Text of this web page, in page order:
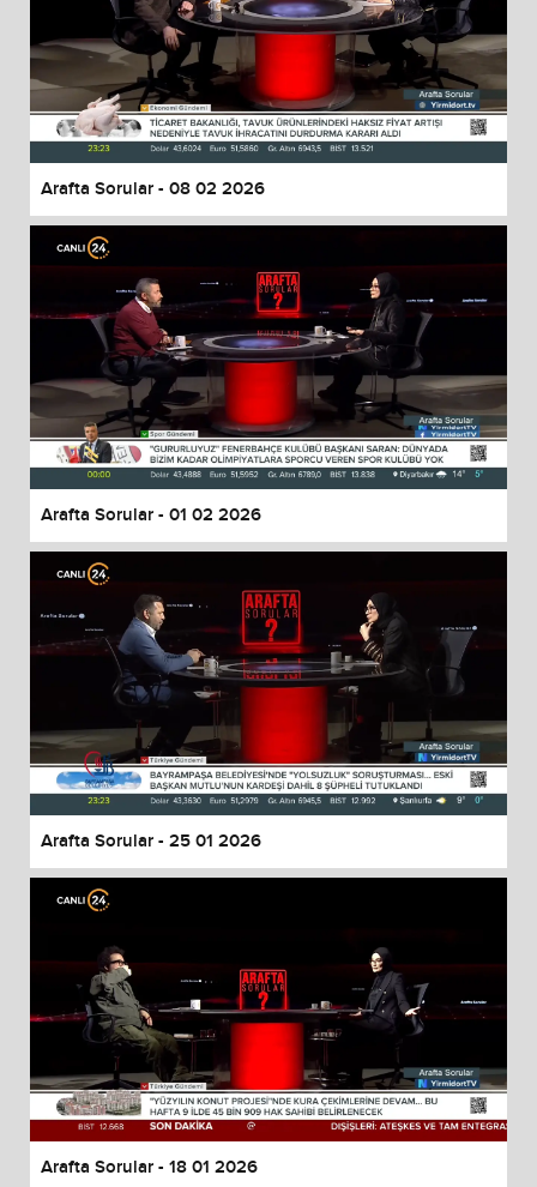
Arafta Sorular - 08 02 2026
Arafta Sorular - 01 02 2026
Arafta Sorular - 25 01 2026
Arafta Sorular - 18 01 2026